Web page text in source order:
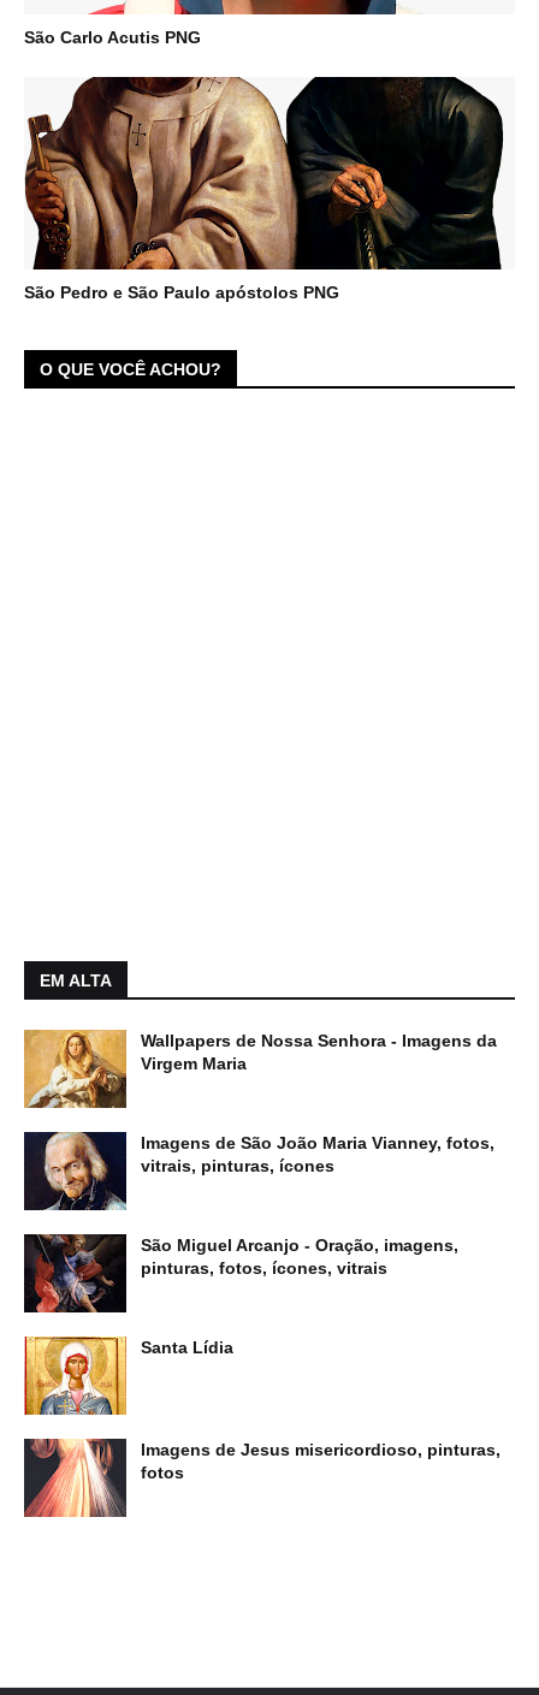
São Carlo Acutis PNG
São Pedro e São Paulo apóstolos PNG
O QUE VOCÊ ACHOU?
EM ALTA
Wallpapers de Nossa Senhora - Imagens da
Virgem Maria
Imagens de São João Maria Vianney, fotos,
vitrais, pinturas, ícones
São Miguel Arcanjo - Oração, imagens,
pinturas, fotos, ícones, vitrais
Santa Lídia
Imagens de Jesus misericordioso, pinturas,
fotos